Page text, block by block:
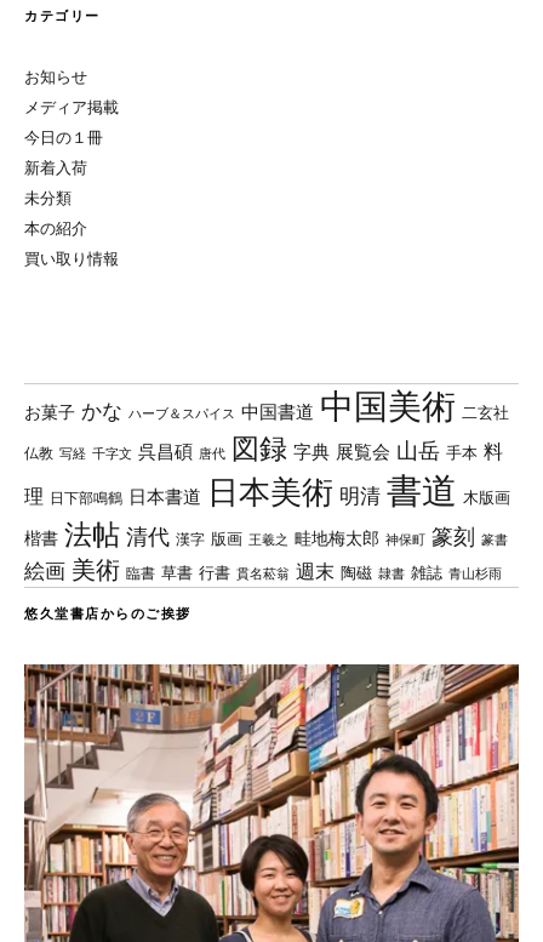
カテゴリー
お知らせ
メディア掲載
今日の１冊
新着入荷
未分類
本の紹介
買い取り情報
お菓子 かな ハーブ＆スパイス 中国書道 中国美術 二玄社
仏教 写経 千字文 呉昌碩 唐代 図録 字典 展覧会 山岳 手本 料
理 日下部鳴鶴 日本書道 日本美術 明清 書道 木版画
楷書 法帖 清代 漢字 版画 王羲之 畦地梅太郎 神保町 篆刻 篆書
絵画 美術 臨書 草書 行書 貫名菘翁 週末 陶磁 隷書 雑誌 青山杉雨
悠久堂書店からのご挨拶